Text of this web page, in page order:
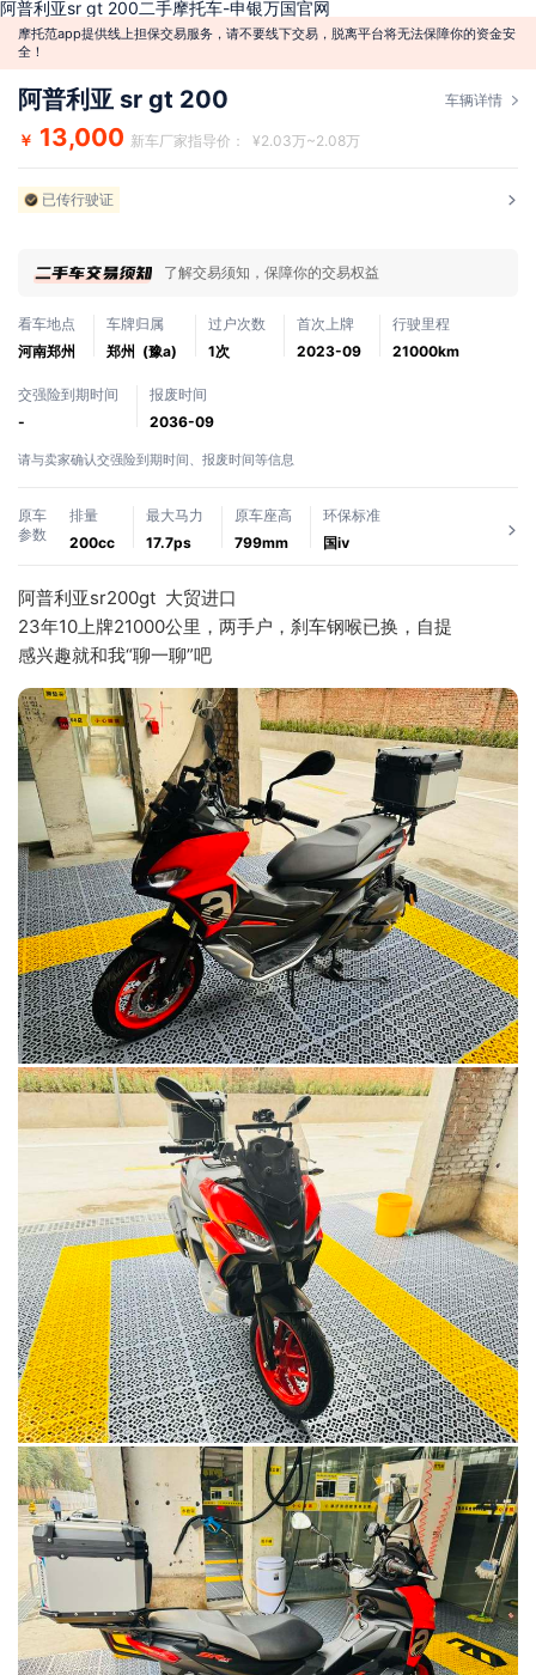
阿普利亚sr gt 200二手摩托车-申银万国官网
摩托范app提供线上担保交易服务，请不要线下交易，脱离平台将无法保障你的资金安
全！
阿普利亚 sr gt 200 车辆详情
￥ 13,000 新车厂家指导价： ¥2.03万~2.08万
已传行驶证
了解交易须知，保障你的交易权益
看车地点
河南郑州
车牌归属
郑州 (豫a)
过户次数
1次
首次上牌
2023-09
行驶里程
21000km
交强险到期时间
-
报废时间
2036-09
请与卖家确认交强险到期时间、报废时间等信息
原车
参数
排量
200cc
最大马力
17.7ps
原车座高
799mm
环保标准
国ⅳ
阿普利亚sr200gt  大贸进口
23年10上牌21000公里，两手户，刹车钢喉已换，自提
感兴趣就和我“聊一聊”吧